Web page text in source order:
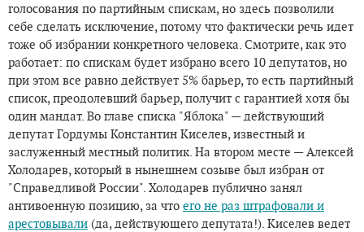
голосования по партийным спискам, но здесь позволили
себе сделать исключение, потому что фактически речь идет
тоже об избрании конкретного человека. Смотрите, как это
работает: по спискам будет избрано всего 10 депутатов, но
при этом все равно действует 5% барьер, то есть партийный
список, преодолевший барьер, получит с гарантией хотя бы
один мандат. Во главе списка "Яблока" — действующий
депутат Гордумы Константин Киселев, известный и
заслуженный местный политик. На втором месте — Алексей
Холодарев, который в нынешнем созыве был избран от
"Справедливой России". Холодарев публично занял
антивоенную позицию, за что его не раз штрафовали и
арестовывали (да, действующего депутата!). Киселев ведет